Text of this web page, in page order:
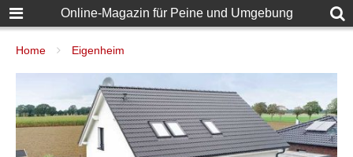
Online-Magazin für Peine und Umgebung
Home Eigenheim